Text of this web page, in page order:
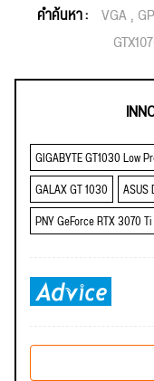
คำค้นหา : VGA
GIGABYTE GT1030 Low
GALAX GT 1030
PNY GeForce RTX 3070